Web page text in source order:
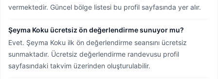
vermektedir. Güncel bölge listesi bu profil sayfasında yer alır.
Şeyma Koku ücretsiz ön değerlendirme sunuyor mu?
Evet. Şeyma Koku ilk ön değerlendirme seansını ücretsiz
sunmaktadır. Ücretsiz değerlendirme randevusu profil
sayfasındaki takvim üzerinden oluşturulabilir.